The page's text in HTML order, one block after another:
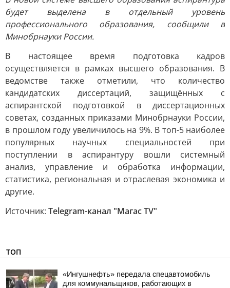
будет выделена в отдельный уровень
профессионального образования, сообщили в
Минобрнауки России.
В настоящее время подготовка кадров
осуществляется в рамках высшего образования. В
ведомстве также отметили, что количество
кандидатских диссертаций, защищённых с
аспирантской подготовкой в диссертационных
советах, созданных приказами Минобрнауки России,
в прошлом году увеличилось на 9%. В топ-5 наиболее
популярных научных специальностей при
поступлении в аспирантуру вошли системный
анализ, управление и обработка информации,
статистика, региональная и отраслевая экономика и
другие.
Источник: Telegram-канал "Магас TV"
ТОП
«Ингушнефть» передала спецавтомобиль
для коммунальщиков, работающих в